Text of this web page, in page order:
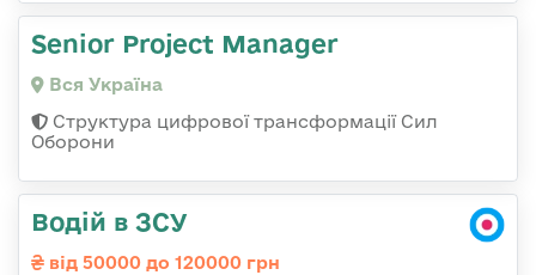
Senior Project Manager
Вся Україна
Структура цифрової трансформації Сил
Оборони
Водій в ЗСУ
від 50000 до 120000 грн